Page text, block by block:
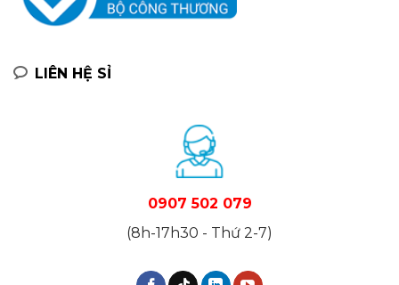
LIÊN HỆ SỈ
0907 502 079
(8h-17h30 - Thứ 2-7)